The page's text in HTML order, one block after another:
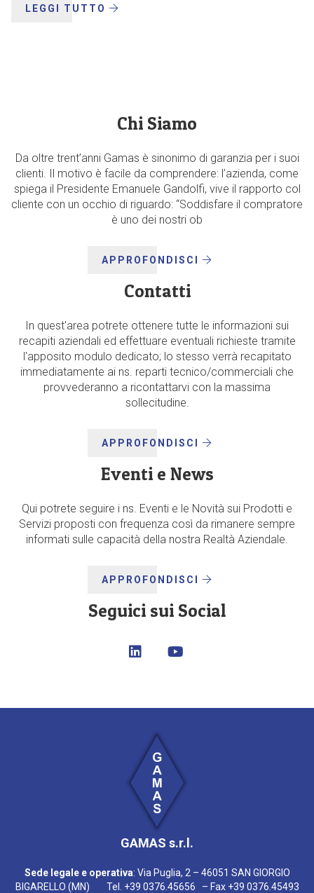
LEGGI TUTTO
Chi Siamo
Da oltre trent’anni Gamas è sinonimo di garanzia per i suoi
clienti. Il motivo è facile da comprendere: l’azienda, come
spiega il Presidente Emanuele Gandolfi, vive il rapporto col
cliente con un occhio di riguardo: “Soddisfare il compratore
è uno dei nostri ob
APPROFONDISCI
Contatti
In quest'area potrete ottenere tutte le informazioni sui
recapiti aziendali ed effettuare eventuali richieste tramite
l'apposito modulo dedicato; lo stesso verrà recapitato
immediatamente ai ns. reparti tecnico/commerciali che
provvederanno a ricontattarvi con la massima
sollecitudine.
APPROFONDISCI
Eventi e News
Qui potrete seguire i ns. Eventi e le Novità sui Prodotti e
Servizi proposti con frequenza così da rimanere sempre
informati sulle capacità della nostra Realtà Aziendale.
APPROFONDISCI
Seguici sui Social
GAMAS s.r.l.
Sede legale e operativa: Via Puglia, 2 – 46051 SAN GIORGIO
BIGARELLO (MN) Tel. +39 0376.45656 – Fax +39 0376.45493